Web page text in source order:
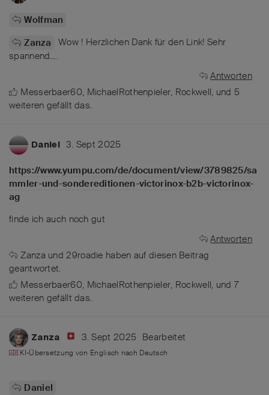
Wolfman
Zanza
Wow ! Herzlichen Dank für den Link! Sehr
spannend….
Antworten
Messerbaer60, MichaelRothenpieler, Rockwell, und 5
weiteren gefällt das.
Daniel 3. Sept 2025
https://www.yumpu.com/de/document/view/3789825/sa
mmler-und-sondereditionen-victorinox-b2b-victorinox-
ag
finde ich auch noch gut
Antworten
Zanza und29roadie haben auf diesen Beitrag
geantwortet.
Messerbaer60, MichaelRothenpieler, Rockwell, und7
weiteren gefällt das.
Zanza 3. Sept 2025 Bearbeitet
KI-Übersetzung von Englisch nach Deutsch
Daniel